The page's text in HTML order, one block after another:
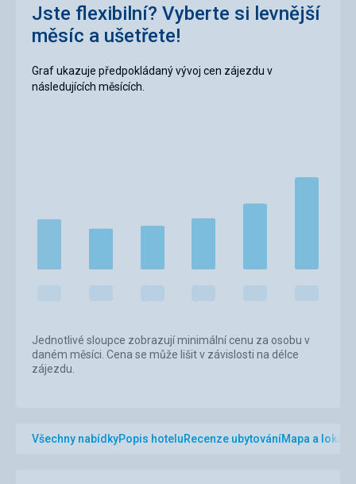
Jste flexibilní? Vyberte si levnější
měsíc a ušetřete!
Graf ukazuje předpokládaný vývoj cen zájezdu v
následujících měsících.
Jednotlivé sloupce zobrazují minimální cenu za osobu v
daném měsíci. Cena se může lišit v závislosti na délce
zájezdu.
Všechny nabídkyPopis hoteluRecenze ubytováníMapa a